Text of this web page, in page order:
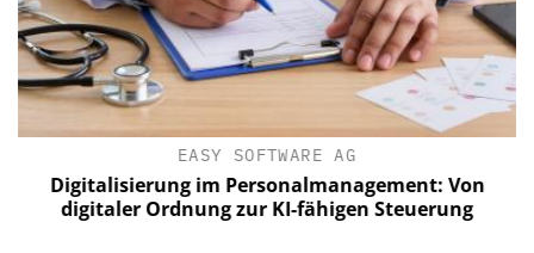
EASY SOFTWARE AG
Digitalisierung im Personalmanagement: Von
digitaler Ordnung zur KI-fähigen Steuerung